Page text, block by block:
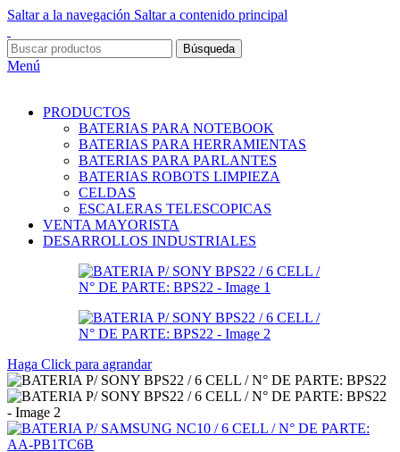
Saltar a la navegación Saltar a contenido principal
Búsqueda
Menú
PRODUCTOS
BATERIAS PARA NOTEBOOK
BATERIAS PARA HERRAMIENTAS
BATERIAS PARA PARLANTES
BATERIAS ROBOTS LIMPIEZA
CELDAS
ESCALERAS TELESCOPICAS
VENTA MAYORISTA
DESARROLLOS INDUSTRIALES
Haga Click para agrandar